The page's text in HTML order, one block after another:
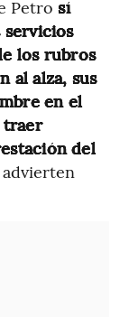
Petrosí
los rubros
al alza, sus
en el
traer
del